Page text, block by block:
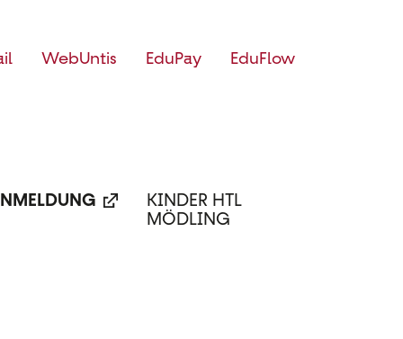
WebUntis EduPay EduFlow
KINDER HTL
MÖDLING